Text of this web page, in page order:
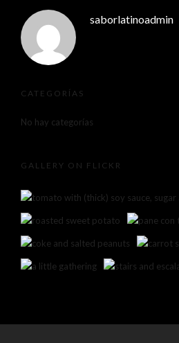
saborlatinoadmin
CATEGORÍAS
No hay categorías
GALLERY ON FLICKR